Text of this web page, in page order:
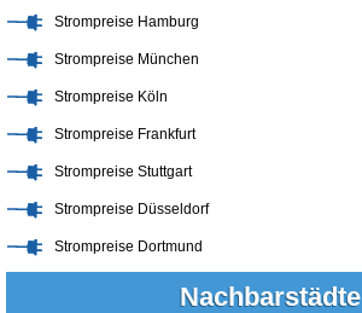
Strompreise Hamburg
Strompreise München
Strompreise Köln
Strompreise Frankfurt
Strompreise Stuttgart
Strompreise Düsseldorf
Strompreise Dortmund
Nachbarstädte